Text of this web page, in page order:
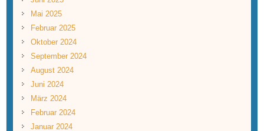
Mai 2025
Februar 2025
Oktober 2024
September 2024
August 2024
Juni 2024
März 2024
Februar 2024
Januar 2024